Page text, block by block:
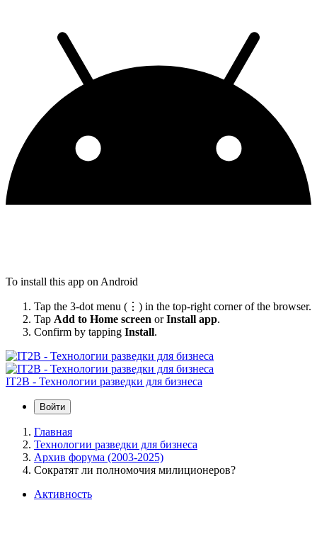
To install this app on Android
Tap the 3-dot menu (⋮) in the top-right corner of the browser.
Tap Add to Home screen orInstall app.
Confirm by tapping Install.
IT2B - Технологии разведки для бизнеса
Войти
Главная
Технологии разведки для бизнеса
Архив форума (2003-2025)
Сократят ли полномочия милиционеров?
Активность